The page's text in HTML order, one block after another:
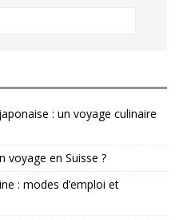
: un voyage culinaire
voyage en Suisse ?
: modes d’emploi et